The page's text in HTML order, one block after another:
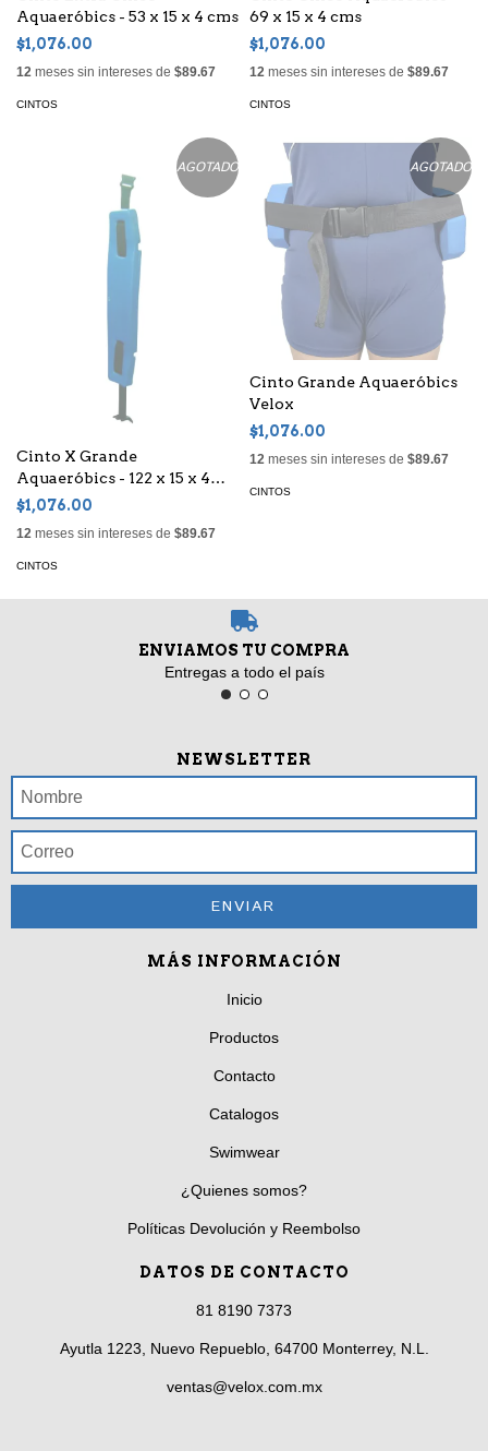
Aquaeróbics - 53 x 15 x 4 cms
$1,076.00
12 meses sin intereses de $89.67
CINTOS
69 x 15 x 4 cms
$1,076.00
12 meses sin intereses de $89.67
CINTOS
AGOTADO
Cinto X Grande
Aquaeróbics - 122 x 15 x 4
cms
$1,076.00
12 meses sin intereses de $89.67
CINTOS
AGOTADO
Cinto Grande Aquaeróbics
Velox
$1,076.00
12 meses sin intereses de $89.67
CINTOS
ENVIAMOS TU COMPRA
Entregas a todo el país
NEWSLETTER
MÁS INFORMACIÓN
Inicio
Productos
Contacto
Catalogos
Swimwear
¿Quienes somos?
Políticas Devolución y Reembolso
DATOS DE CONTACTO
81 8190 7373
Ayutla 1223, Nuevo Repueblo, 64700 Monterrey, N.L.
ventas@velox.com.mx